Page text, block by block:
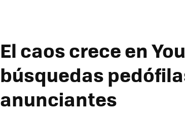
El caos crece en
búsquedas
anunciantes